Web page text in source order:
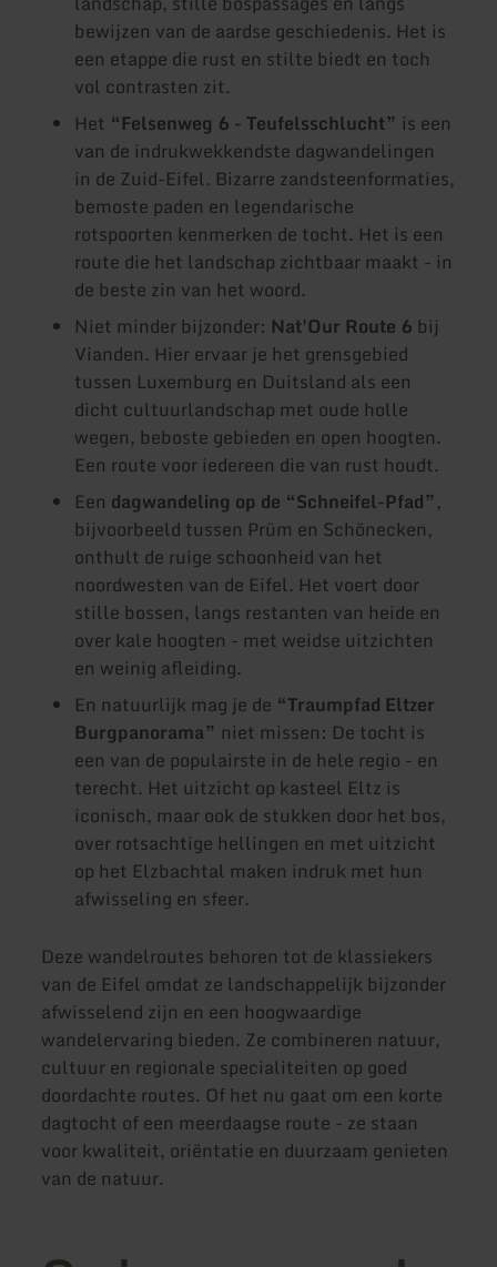
bewijzen van de aardse geschiedenis. Het is
een etappe die rust en stilte biedt en toch
vol contrasten zit.
Het “Felsenweg 6 - Teufelsschlucht” is een
van de indrukwekkendste dagwandelingen
in de Zuid-Eifel. Bizarre zandsteenformaties,
bemoste paden en legendarische
rotspoorten kenmerken de tocht. Het is een
route die het landschap zichtbaar maakt - in
de beste zin van het woord.
Niet minder bijzonder: Nat'Our Route 6 bij
Vianden. Hier ervaar je het grensgebied
tussen Luxemburg en Duitsland als een
dicht cultuurlandschap met oude holle
wegen, beboste gebieden en open hoogten.
Een route voor iedereen die van rust houdt.
Een dagwandeling op de “Schneifel-Pfad”,
bijvoorbeeld tussen Prüm en Schönecken,
onthult de ruige schoonheid van het
noordwesten van de Eifel. Het voert door
stille bossen, langs restanten van heide en
over kale hoogten - met weidse uitzichten
en weinig afleiding.
En natuurlijk mag je de “Traumpfad Eltzer
Burgpanorama” niet missen: De tocht is
een van de populairste in de hele regio - en
terecht. Het uitzicht op kasteel Eltz is
iconisch, maar ook de stukken door het bos,
over rotsachtige hellingen en met uitzicht
op het Elzbachtal maken indruk met hun
afwisseling en sfeer.
Deze wandelroutes behoren tot de klassiekers
van de Eifel omdat ze landschappelijk bijzonder
afwisselend zijn en een hoogwaardige
wandelervaring bieden. Ze combineren natuur,
cultuur en regionale specialiteiten op goed
doordachte routes. Of het nu gaat om een korte
dagtocht of een meerdaagse route - ze staan
voor kwaliteit, oriëntatie en duurzaam genieten
van de natuur.